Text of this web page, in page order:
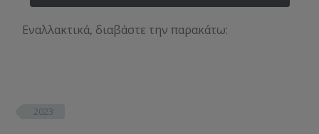
Εναλλακτικά, διαβάστε την παρακάτω:
2023